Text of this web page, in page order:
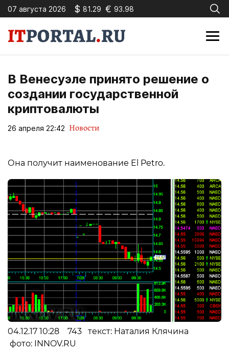
07 августа 2026 $ 81.29 € 93.98
В Венесуэле принято решение о
создании государственной
криптовалюты
26 апреля 22:42 Новости
Она получит наименование El Petro.
04.12.17 10:28 743 текст: Наталия Клячина
фото: INNOV.RU